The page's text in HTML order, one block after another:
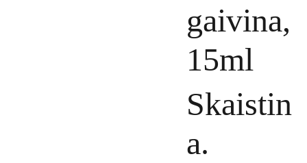
gaivina,
15ml
Skaistin
a.